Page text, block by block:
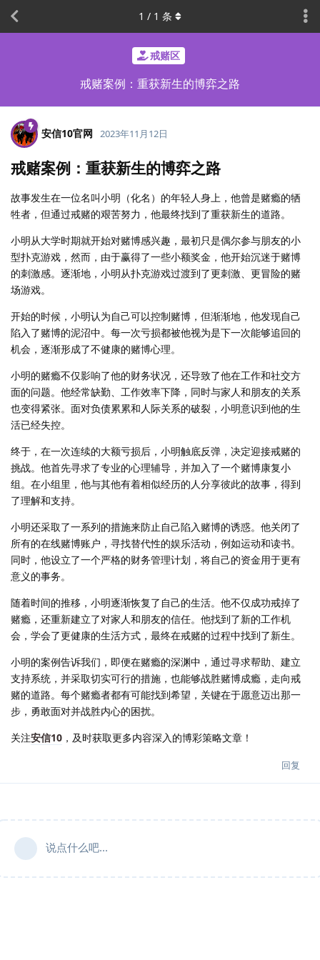
戒赌区
戒赌案例：重获新生的博弈之路
1 / 1 条
安信10官网 2023年11月12日
戒赌案例：重获新生的博弈之路
故事发生在一位名叫小明（化名）的年轻人身上，他曾是赌瘾的牺
牲者，但通过戒赌的艰苦努力，他最终找到了重获新生的道路。
小明从大学时期就开始对赌博感兴趣，最初只是偶尔参与朋友的小
型扑克游戏，然而，由于赢得了一些小额奖金，他开始沉迷于赌博
的刺激感。逐渐地，小明从扑克游戏过渡到了更刺激、更冒险的赌
场游戏。
开始的时候，小明认为自己可以控制赌博，但渐渐地，他发现自己
陷入了赌博的泥沼中。每一次亏损都被他视为是下一次能够追回的
机会，逐渐形成了不健康的赌博心理。
小明的赌瘾不仅影响了他的财务状况，还导致了他在工作和社交方
面的问题。他经常缺勤、工作效率下降，同时与家人和朋友的关系
也变得紧张。面对负债累累和人际关系的破裂，小明意识到他的生
活已经失控。
终于，在一次连续的大额亏损后，小明触底反弹，决定迎接戒赌的
挑战。他首先寻求了专业的心理辅导，并加入了一个赌博康复小
组。在小组里，他与其他有着相似经历的人分享彼此的故事，得到
了理解和支持。
小明还采取了一系列的措施来防止自己陷入赌博的诱惑。他关闭了
所有的在线赌博账户，寻找替代性的娱乐活动，例如运动和读书。
同时，他设立了一个严格的财务管理计划，将自己的资金用于更有
意义的事务。
随着时间的推移，小明逐渐恢复了自己的生活。他不仅成功戒掉了
赌瘾，还重新建立了对家人和朋友的信任。他找到了新的工作机
会，学会了更健康的生活方式，最终在戒赌的过程中找到了新生。
小明的案例告诉我们，即便在赌瘾的深渊中，通过寻求帮助、建立
支持系统，并采取切实可行的措施，也能够战胜赌博成瘾，走向戒
赌的道路。每个赌瘾者都有可能找到希望，关键在于愿意迈出那一
步，勇敢面对并战胜内心的困扰。
关注安信10 ，及时获取更多内容深入的博彩策略文章！
回复
说点什么吧...